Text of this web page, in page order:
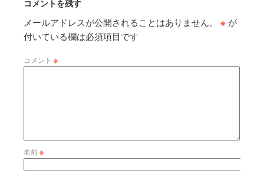
コメントを残す
メールアドレスが公開されることはありません。 ※ が
付いている欄は必須項目です
コメント ※
名前※